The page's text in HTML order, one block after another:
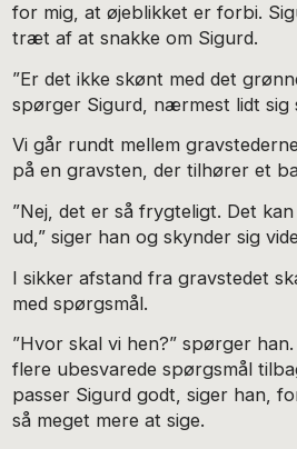
for mig, at øjeblikket er forbi.
træt af at snakke om Sigurd.
”Er det ikke skønt med det
spørger Sigurd, nærmest lidt sig
Vi går rundt mellem
på en gravsten, der tilhører et
”Nej, det er så frygteligt. Det
ud,” siger han og skynder sig
I sikker afstand fra gravstedet
med spørgsmål.
”Hvor skal vi hen?” spørger
flere ubesvarede spørgsmål
passer Sigurd godt, siger han,
så meget mere at sige.